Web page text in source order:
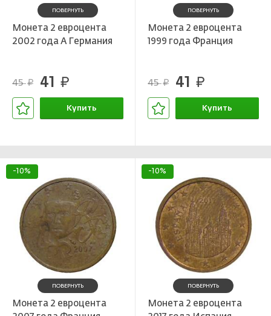
ПОВЕРНУТЬ
Монета 2 евроцента
2002 года A Германия
45руб. 41 руб.
Купить
ПОВЕРНУТЬ
Монета 2 евроцента
1999 года Франция
45руб. 41 руб.
Купить
-10%
ПОВЕРНУТЬ
Монета 2 евроцента
-10%
ПОВЕРНУТЬ
Монета 2 евроцента